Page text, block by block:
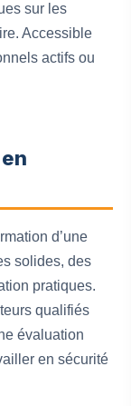
sur les
Accessible
actifs ou
d’une
solides, des
pratiques.
qualifiés
évaluation
en sécurité